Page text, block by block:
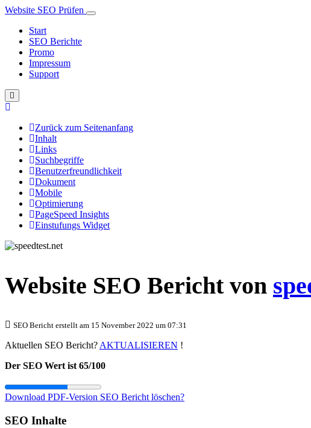
Website SEO Prüfen
Start
SEO Berichte
Promo
Impressum
Support
Zurück zum Seitenanfang
Inhalt
Links
Suchbegriffe
Benutzerfreundlichkeit
Dokument
Mobile
Optimierung
PageSpeed Insights
Einstufungs Widget
Website SEO Bericht von
SEO Bericht erstellt am 15 November 2022 um 07:31
Aktuellen SEO Bericht? AKTUALISIEREN !
Der SEO Wert ist 65/100
Download PDF-Version SEO Bericht löschen?
SEO Inhalte